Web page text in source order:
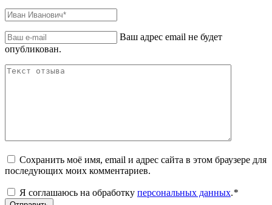
Ваш адрес email не будет
опубликован.
Сохранить моё имя, email и адрес сайта в этом браузере для
последующих моих комментариев.
Я соглашаюсь на обработку персональных данных.*